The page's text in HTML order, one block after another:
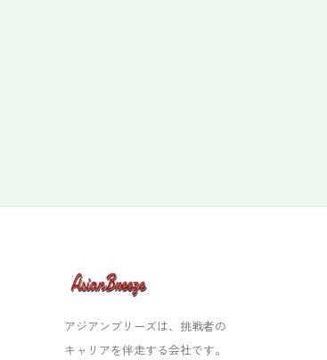
アジアンブリーズは、挑戦者の
キャリアを伴走する会社です。